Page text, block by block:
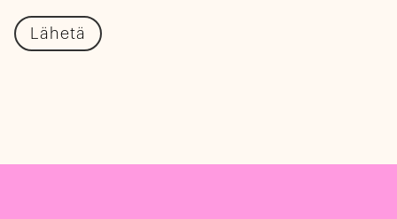
Lähetä